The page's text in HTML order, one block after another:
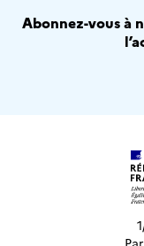
Abonnez-vous à